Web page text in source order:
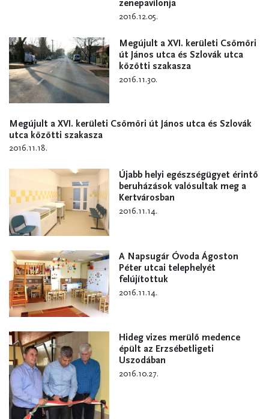
zenepavilonja
2016.12.05.
Megújult a XVI. kerületi Csömöri
út János utca és Szlovák utca
közötti szakasza
2016.11.30.
Megújult a XVI. kerületi Csömöri út János utca és Szlovák
utca közötti szakasza
2016.11.18.
Újabb helyi egészségügyet érintő
beruházások valósultak meg a
Kertvárosban
2016.11.14.
A Napsugár Óvoda Ágoston
Péter utcai telephelyét
felújítottuk
2016.11.14.
Hideg vizes merülő medence
épült az Erzsébetligeti
Uszodában
2016.10.27.